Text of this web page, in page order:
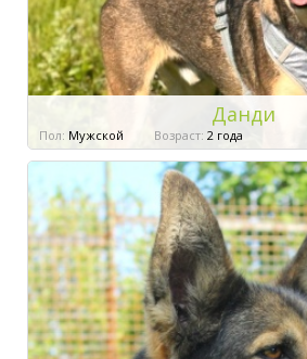
Данди
Пол: Мужской Возраст: 2 года